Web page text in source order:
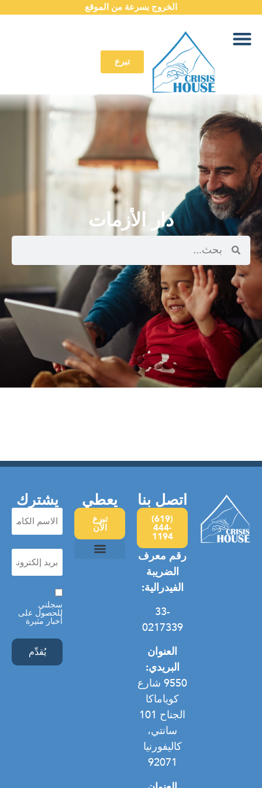
الخروج بسرعة من الموقع
تبرع
دار الأزمات
اتصل بنا
(619)
444-
1194
رقم معرف
الضريبة
الفيدرالية:
33-
0217339
العنوان
البريدي:
9550 شارع
كوياماكا
الجناح 101
سانتي،
كاليفورنيا
92071
يعطي
تبرع
الآن
يشترك
الاسم
الكامل
بريد
إلكتروني
(مطلوب)
موافقة
سجلني
للحصول على
أخبار مثيرة